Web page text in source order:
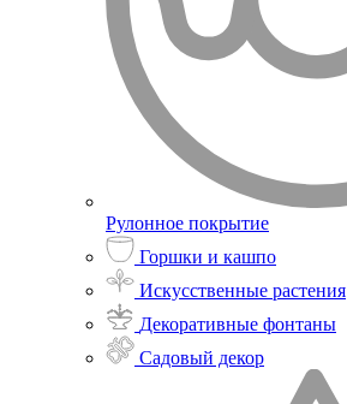
Рулонное покрытие
Горшки и кашпо
Искусственные растения
Декоративные фонтаны
Садовый декор